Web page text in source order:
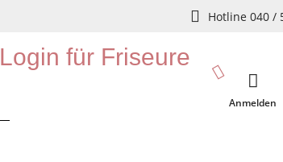
Hotline 040 /
Login für Friseure
Anmelden